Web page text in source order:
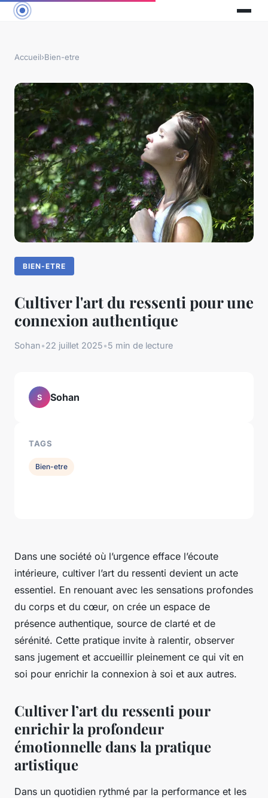
Accueil›Bien-etre
BIEN-ETRE
Cultiver l'art du ressenti pour une
connexion authentique
Sohan•22 juillet 2025•5 min de lecture
Dans une société où l’urgence efface l’écoute
intérieure, cultiver l’art du ressenti devient un acte
essentiel. En renouant avec les sensations profondes
du corps et du cœur, on crée un espace de
présence authentique, source de clarté et de
sérénité. Cette pratique invite à ralentir, observer
sans jugement et accueillir pleinement ce qui vit en
soi pour enrichir la connexion à soi et aux autres.
Cultiver l’art du ressenti pour
enrichir la profondeur
émotionnelle dans la pratique
artistique
Dans un quotidien rythmé par la performance et les
S Sohan
TAGS
Bien-etre